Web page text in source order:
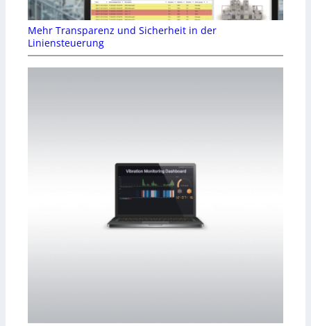
Mehr Transparenz und Sicherheit in der
Liniensteuerung